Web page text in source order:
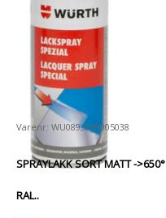
Varenr: WU0893359005038
SPRAYLAKK SORT MATT ->650°
RAL..